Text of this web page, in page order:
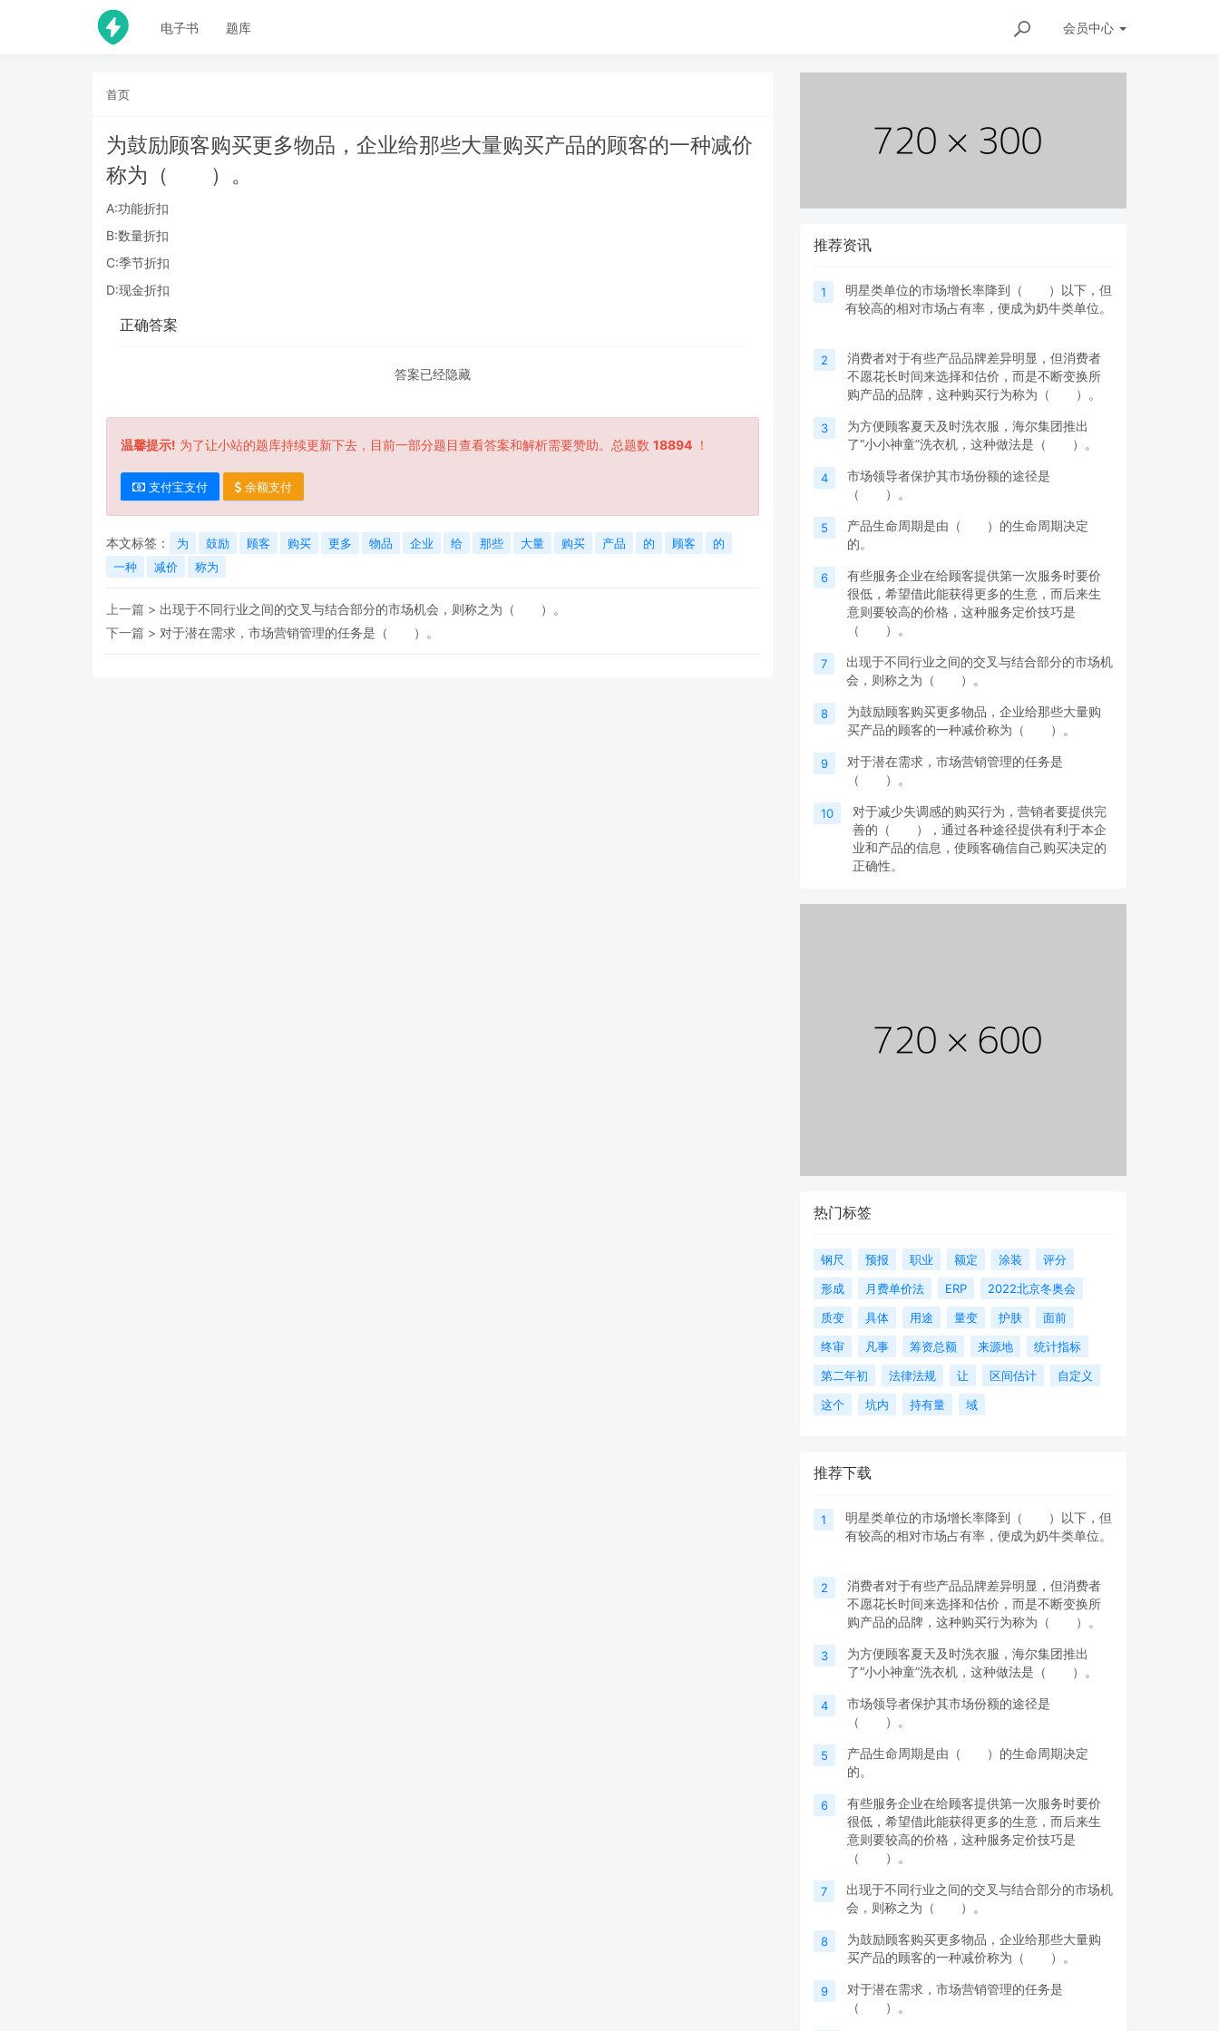
电子书 题库 会员中心
首页
为鼓励顾客购买更多物品，企业给那些大量购买产品的顾客的一种减价
称为（ ）。
A:功能折扣
B:数量折扣
C:季节折扣
D:现金折扣
正确答案
答案已经隐藏
温馨提示! 为了让小站的题库持续更新下去，目前一部分题目查看答案和解析需要赞助。总题数 18894 ！
支付宝支付 余额支付
本文标签： 为 鼓励 顾客 购买 更多 物品 企业 给 那些 大量 购买 产品 的 顾客
的
一种
减价 称为
上一篇 > 出现于不同行业之间的交叉与结合部分的市场机会，则称之为（ ）。
下一篇 > 对于潜在需求，市场营销管理的任务是（ ）。
推荐资讯
1
明星类单位的市场增长率降到（ ）以下，但
有较高的相对市场占有率，便成为奶牛类单位。
2
消费者对于有些产品品牌差异明显，但消费者
不愿花长时间来选择和估价，而是不断变换所
购产品的品牌，这种购买行为称为（ ）。
3
为方便顾客夏天及时洗衣服，海尔集团推出
了“小小神童”洗衣机，这种做法是（ ）。
4
市场领导者保护其市场份额的途径是
（ ）。
5
产品生命周期是由（ ）的生命周期决定
的。
6
有些服务企业在给顾客提供第一次服务时要价
很低，希望借此能获得更多的生意，而后来生
意则要较高的价格，这种服务定价技巧是
（ ）。
7
出现于不同行业之间的交叉与结合部分的市场机
会，则称之为（ ）。
8
为鼓励顾客购买更多物品，企业给那些大量购
买产品的顾客的一种减价称为（ ）。
9
对于潜在需求，市场营销管理的任务是
（ ）。
10
对于减少失调感的购买行为，营销者要提供完
善的（ ），通过各种途径提供有利于本企
业和产品的信息，使顾客确信自己购买决定的
正确性。
热门标签
钢尺 预报 职业 额定 涂装
评分
形成
月费单价法 ERP
2022北京冬奥会
质变
具体 用途 量变 护肤
面前
终审
凡事 筹资总额 来源地
统计指标
第二年初
法律法规 让 区间估计
自定义
这个
坑内 持有量 域
推荐下载
1
明星类单位的市场增长率降到（ ）以下，但
有较高的相对市场占有率，便成为奶牛类单位。
2
消费者对于有些产品品牌差异明显，但消费者
不愿花长时间来选择和估价，而是不断变换所
购产品的品牌，这种购买行为称为（ ）。
3
为方便顾客夏天及时洗衣服，海尔集团推出
了“小小神童”洗衣机，这种做法是（ ）。
4
市场领导者保护其市场份额的途径是
（ ）。
5
产品生命周期是由（ ）的生命周期决定
的。
6
有些服务企业在给顾客提供第一次服务时要价
很低，希望借此能获得更多的生意，而后来生
意则要较高的价格，这种服务定价技巧是
（ ）。
7
出现于不同行业之间的交叉与结合部分的市场机
会，则称之为（ ）。
8
为鼓励顾客购买更多物品，企业给那些大量购
买产品的顾客的一种减价称为（ ）。
9
对于潜在需求，市场营销管理的任务是
（ ）。